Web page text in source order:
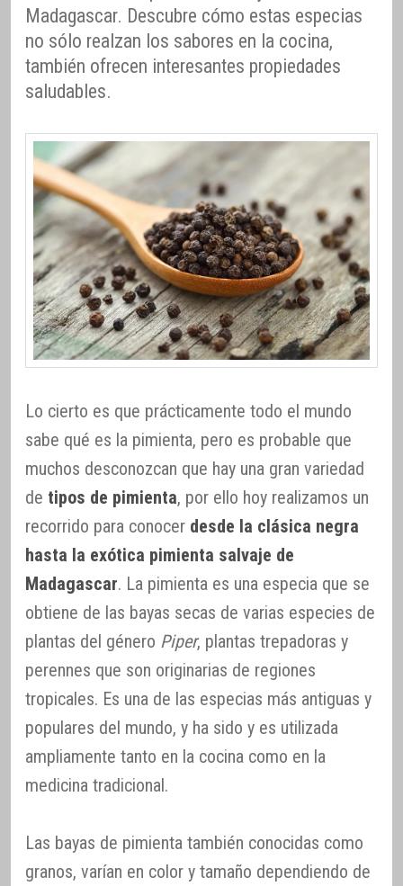
Madagascar. Descubre cómo estas especias
no sólo realzan los sabores en la cocina,
también ofrecen interesantes propiedades
saludables.
Lo cierto es que prácticamente todo el mundo
sabe qué es la pimienta, pero es probable que
muchos desconozcan que hay una gran variedad
de tipos de pimienta, por ello hoy realizamos un
recorrido para conocer desde la clásica negra
hasta la exótica pimienta salvaje de
Madagascar. La pimienta es una especia que se
obtiene de las bayas secas de varias especies de
plantas del género Piper, plantas trepadoras y
perennes que son originarias de regiones
tropicales. Es una de las especias más antiguas y
populares del mundo, y ha sido y es utilizada
ampliamente tanto en la cocina como en la
medicina tradicional.
Las bayas de pimienta también conocidas como
granos, varían en color y tamaño dependiendo de